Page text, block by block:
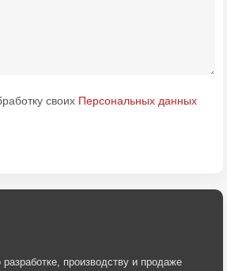
своих Персональных данных
производству и продаже